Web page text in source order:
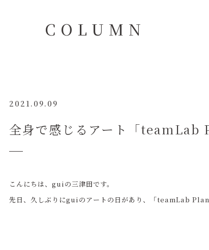
C O L U M N
2021.09.09
全身で感じるアート「teamLab
こんにちは、guiの三津田です。
先日、久しぶりにguiのアートの日があり、「teamLab